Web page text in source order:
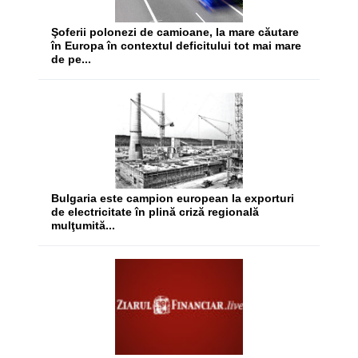
Şoferii polonezi de camioane, la mare căutare
în Europa în contextul deficitului tot mai mare
de pe...
Bulgaria este campion european la exporturi
de electricitate în plină criză regională
mulţumită...